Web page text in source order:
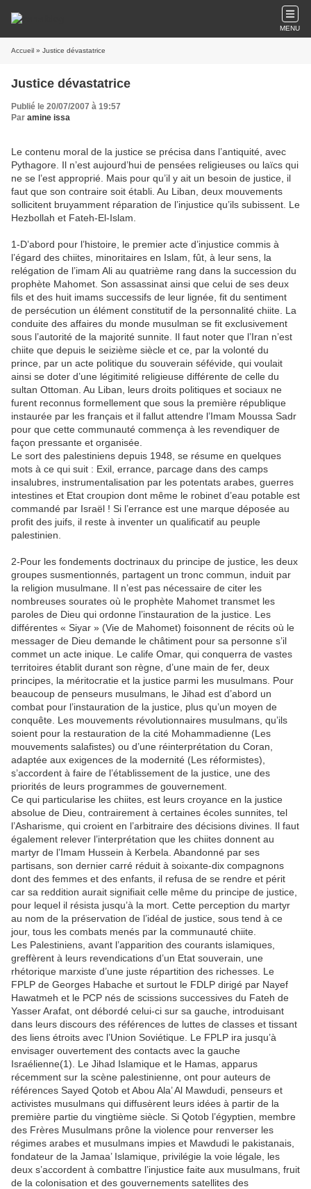
MENU
Accueil » Justice dévastatrice
Justice dévastatrice
Publié le 20/07/2007 à 19:57
Par amine issa
Le contenu moral de la justice se précisa dans l’antiquité, avec
Pythagore. Il n’est aujourd’hui de pensées religieuses ou laïcs qui
ne se l’est approprié. Mais pour qu’il y ait un besoin de justice, il
faut que son contraire soit établi. Au Liban, deux mouvements
sollicitent bruyamment réparation de l’injustice qu’ils subissent. Le
Hezbollah et Fateh-El-Islam.
1-D’abord pour l’histoire, le premier acte d’injustice commis à
l’égard des chiites, minoritaires en Islam, fût, à leur sens, la
relégation de l’imam Ali au quatrième rang dans la succession du
prophète Mahomet. Son assassinat ainsi que celui de ses deux
fils et des huit imams successifs de leur lignée, fit du sentiment
de persécution un élément constitutif de la personnalité chiite. La
conduite des affaires du monde musulman se fit exclusivement
sous l’autorité de la majorité sunnite. Il faut noter que l’Iran n’est
chiite que depuis le seizième siècle et ce, par la volonté du
prince, par un acte politique du souverain séfévide, qui voulait
ainsi se doter d’une légitimité religieuse différente de celle du
sultan Ottoman. Au Liban, leurs droits politiques et sociaux ne
furent reconnus formellement que sous la première république
instaurée par les français et il fallut attendre l’Imam Moussa Sadr
pour que cette communauté commença à les revendiquer de
façon pressante et organisée.
Le sort des palestiniens depuis 1948, se résume en quelques
mots à ce qui suit : Exil, errance, parcage dans des camps
insalubres, instrumentalisation par les potentats arabes, guerres
intestines et Etat croupion dont même le robinet d’eau potable est
commandé par Israël ! Si l’errance est une marque déposée au
profit des juifs, il reste à inventer un qualificatif au peuple
palestinien.
2-Pour les fondements doctrinaux du principe de justice, les deux
groupes susmentionnés, partagent un tronc commun, induit par
la religion musulmane. Il n’est pas nécessaire de citer les
nombreuses sourates où le prophète Mahomet transmet les
paroles de Dieu qui ordonne l’instauration de la justice. Les
différentes « Siyar » (Vie de Mahomet) foisonnent de récits où le
messager de Dieu demande le châtiment pour sa personne s’il
commet un acte inique. Le calife Omar, qui conquerra de vastes
territoires établit durant son règne, d’une main de fer, deux
principes, la méritocratie et la justice parmi les musulmans. Pour
beaucoup de penseurs musulmans, le Jihad est d’abord un
combat pour l’instauration de la justice, plus qu’un moyen de
conquête. Les mouvements révolutionnaires musulmans, qu’ils
soient pour la restauration de la cité Mohammadienne (Les
mouvements salafistes) ou d’une réinterprétation du Coran,
adaptée aux exigences de la modernité (Les réformistes),
s’accordent à faire de l’établissement de la justice, une des
priorités de leurs programmes de gouvernement.
Ce qui particularise les chiites, est leurs croyance en la justice
absolue de Dieu, contrairement à certaines écoles sunnites, tel
l’Asharisme, qui croient en l’arbitraire des décisions divines. Il faut
également relever l’interprétation que les chiites donnent au
martyr de l’Imam Hussein à Kerbela. Abandonné par ses
partisans, son dernier carré réduit à soixante-dix compagnons
dont des femmes et des enfants, il refusa de se rendre et périt
car sa reddition aurait signifiait celle même du principe de justice,
pour lequel il résista jusqu’à la mort. Cette perception du martyr
au nom de la préservation de l’idéal de justice, sous tend à ce
jour, tous les combats menés par la communauté chiite.
Les Palestiniens, avant l’apparition des courants islamiques,
greffèrent à leurs revendications d’un Etat souverain, une
rhétorique marxiste d’une juste répartition des richesses. Le
FPLP de Georges Habache et surtout le FDLP dirigé par Nayef
Hawatmeh et le PCP nés de scissions successives du Fateh de
Yasser Arafat, ont débordé celui-ci sur sa gauche, introduisant
dans leurs discours des références de luttes de classes et tissant
des liens étroits avec l’Union Soviétique. Le FPLP ira jusqu’à
envisager ouvertement des contacts avec la gauche
Israélienne(1). Le Jihad Islamique et le Hamas, apparus
récemment sur la scène palestinienne, ont pour auteurs de
références Sayed Qotob et Abou Ala’ Al Mawdudi, penseurs et
activistes musulmans qui diffusèrent leurs idées à partir de la
première partie du vingtième siècle. Si Qotob l’égyptien, membre
des Frères Musulmans prône la violence pour renverser les
régimes arabes et musulmans impies et Mawdudi le pakistanais,
fondateur de la Jamaa’ Islamique, privilégie la voie légale, les
deux s’accordent à combattre l’injustice faite aux musulmans, fruit
de la colonisation et des gouvernements satellites des